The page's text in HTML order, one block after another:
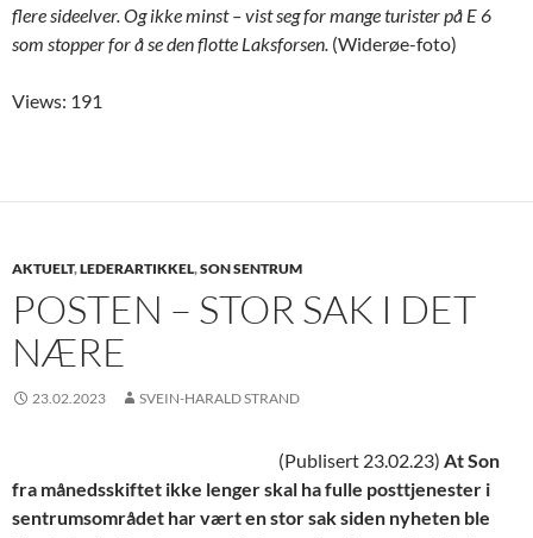
flere sideelver. Og ikke minst – vist seg for mange turister på E 6
som stopper for å se den flotte Laksforsen. (Widerøe-foto)
Views: 191
AKTUELT,LEDERARTIKKEL,SON SENTRUM
POSTEN – STOR SAK I DET
NÆRE
23.02.2023 SVEIN-HARALD STRAND
(Publisert 23.02.23) At Son
fra månedsskiftet ikke lenger skal ha fulle posttjenester i
sentrumsområdet har vært en stor sak siden nyheten ble